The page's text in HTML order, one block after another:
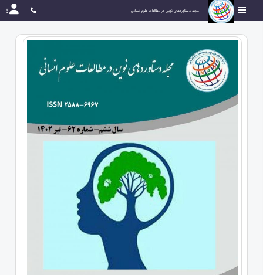
مجله دستاوردهای نوین در مطالعات علوم انسانی